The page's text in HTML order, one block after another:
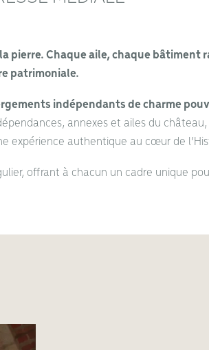
pierre. Chaque aile, chaque bâtiment
patrimoniale.
indépendants de charme
annexes et ailes du
expérience authentique au cœur de
offrant à chacun un cadre unique